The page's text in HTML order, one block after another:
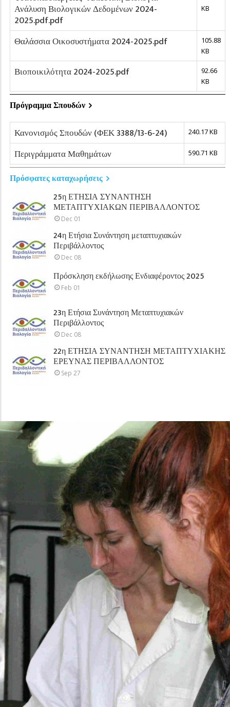
Ανάλυση Βιολογικών Δεδομένων 2024-
2025.pdf.pdf
KB
Θαλάσσια Οικοσυστήματα 2024-2025.pdf
105.88
KB
Βιοποικιλότητα 2024-2025.pdf
92.66
KB
Πρόγραμμα Σπουδών
Κανονισμός Σπουδών (ΦΕΚ 3388/13-6-24) 240.17 KB
Περιγράμματα Μαθημάτων 590.71 KB
Πρόσφατες καταχωρήσεις
25η ΕΤΗΣΙΑ ΣΥΝΑΝΤΗΣΗ
ΜΕΤΑΠΤΥΧΙΑΚΩΝ ΠΕΡΙΒΑΛΛΟΝΤΟΣ
Dec 01
24η Ετήσια Συνάντηση μεταπτυχιακών
Περιβάλλοντος
Dec 08
Πρόσκληση εκδήλωσης Ενδιαφέροντος 2025
Feb 01
23η Ετήσια Συνάντηση Μεταπτυχιακών
Περιβάλλοντος
Dec 08
22η ΕΤΗΣΙΑ ΣΥΝΑΝΤΗΣΗ ΜΕΤΑΠΤΥΧΙΑΚΗΣ
ΕΡΕΥΝΑΣ ΠΕΡΙΒΑΛΛΟΝΤΟΣ
Sep 27